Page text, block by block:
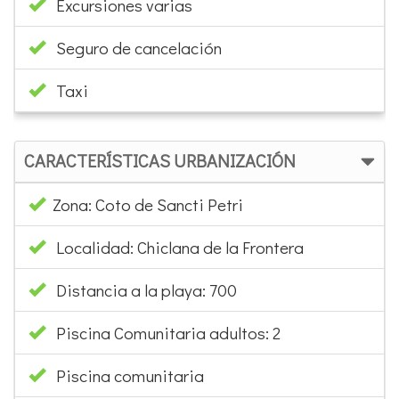
Excursiones varias
Seguro de cancelación
Taxi
CARACTERÍSTICAS URBANIZACIÓN
Zona: Coto de Sancti Petri
Localidad: Chiclana de la Frontera
Distancia a la playa: 700
Piscina Comunitaria adultos: 2
Piscina comunitaria